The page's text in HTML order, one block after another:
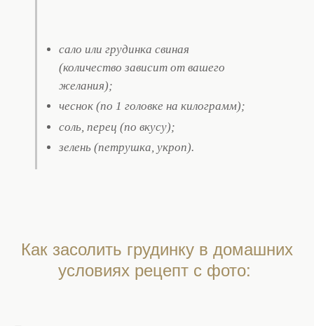
сало или грудинка свиная
(количество зависит от вашего
желания);
чеснок (по 1 головке на килограмм);
соль, перец (по вкусу);
зелень (петрушка, укроп).
Как засолить грудинку в домашних
условиях рецепт с фото: